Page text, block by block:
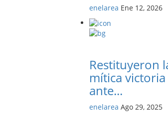
enelarea Ene 12, 2026
Restituyeron
mítica
ante...
enelarea Ago 29, 2025